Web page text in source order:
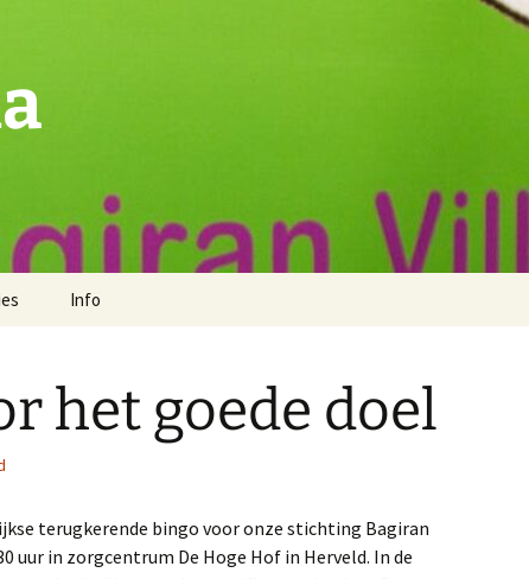
Info
het goede doel
terugkerende bingo voor onze stichting Bagiran
uur in zorgcentrum De Hoge Hof in Herveld. In de